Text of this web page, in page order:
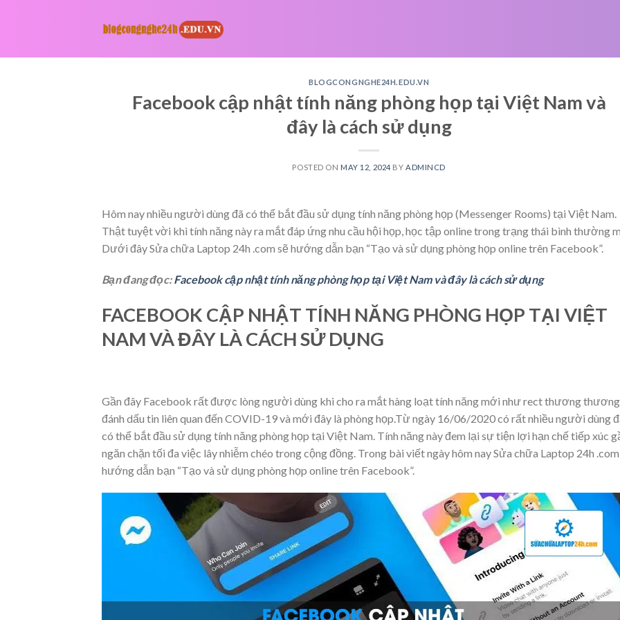
BLOGCONGNGHE24H.EDU.VN
Facebook cập nhật tính năng phòng họp tại Việt Nam và
đây là cách sử dụng
POSTED ON MAY 12, 2024 BY ADMINCD
Hôm nay nhiều người dùng đã có thể bắt đầu sử dụng tính năng phòng họp (Messenger Rooms) tại Việt Nam.
Thật tuyệt vời khi tính năng này ra mắt đáp ứng nhu cầu hội họp, học tập online trong trạng thái bình thường
Dưới đây Sửa chữa Laptop 24h .com sẽ hướng dẫn bạn “Tạo và sử dụng phòng họp online trên Facebook”.
Bạn đang đọc:Facebook cập nhật tính năng phòng họp tại Việt Nam và đây là cách sử dụng
FACEBOOK CẬP NHẬT TÍNH NĂNG PHÒNG HỌP TẠI VIỆT
NAM VÀ ĐÂY LÀ CÁCH SỬ DỤNG
Gần đây Facebook rất được lòng người dùng khi cho ra mắt hàng loạt tính năng mới như rect thương thương,
đánh dấu tin liên quan đến COVID-19 và mới đây là phòng họp.Từ ngày 16/06/2020 có rất nhiều người dùng
có thể bắt đầu sử dụng tính năng phòng họp tại Việt Nam. Tính năng này đem lại sự tiện lợi hạn chế tiếp xúc
ngăn chặn tối đa việc lây nhiễm chéo trong cộng đồng. Trong bài viết ngày hôm nay Sửa chữa Laptop 24h
hướng dẫn bạn “Tạo và sử dụng phòng họp online trên Facebook”.